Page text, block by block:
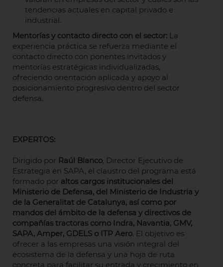
tendencias actuales en capital privado e
industrial.
Mentorías y contacto directo con el sector: La
experiencia práctica se refuerza mediante el
contacto directo con ponentes invitados y
mentorías estratégicas individualizadas,
ofreciendo orientación aplicada y apoyo al
posicionamiento progresivo dentro del sector
defensa.
EXPERTOS:
Dirigido por Raúl Blanco, Director Ejecutivo de
Estrategia en SAPA, el claustro del programa está
formado por altos cargos institucionales del
Ministerio de Defensa, del Ministerio de Industria y
de la Generalitat de Catalunya, así como por
mandos del ámbito de la defensa y directivos de
compañías tractoras como Indra, Navantia, GMV,
SAPA, Amper, GDELS o ITP Aero. El objetivo es
ofrecer a las empresas una visión integral del
ecosistema de la defensa y una hoja de ruta
concreta para facilitar su entrada y crecimiento en